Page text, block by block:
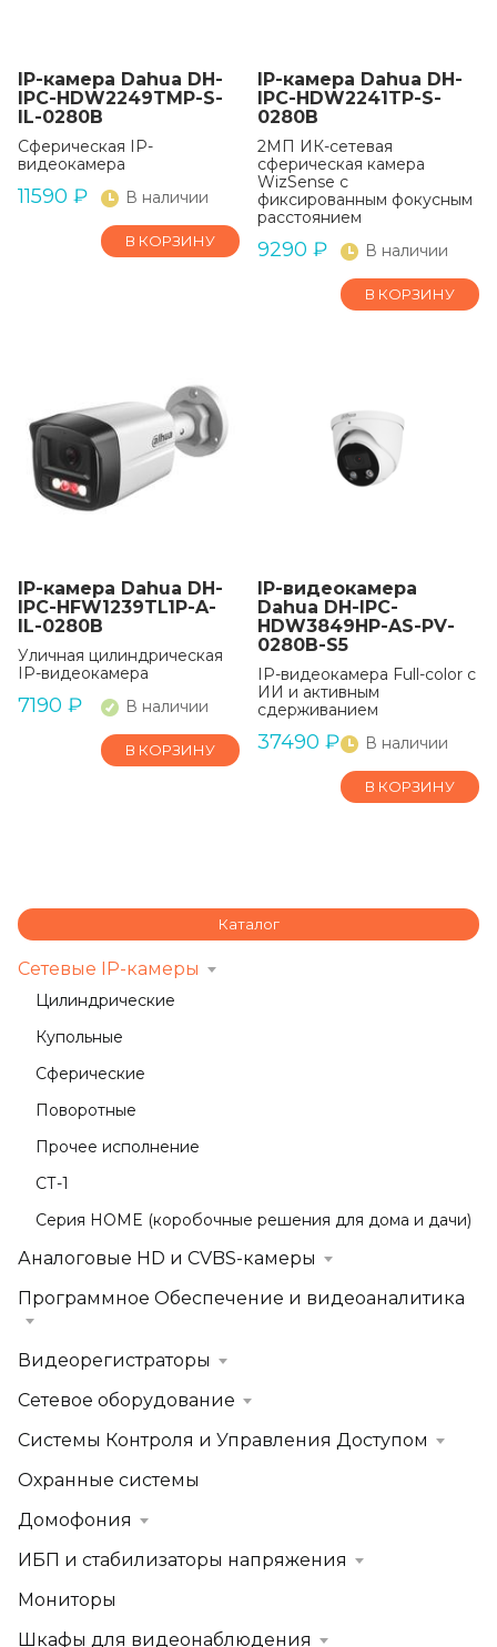
IP-камера Dahua DH-
IPC-HDW2249TMP-S-
IL-0280B
Сферическая IP-
видеокамера
11590 ₽ В наличии
В КОРЗИНУ
IP-камера Dahua DH-
IPC-HDW2241TP-S-
0280B
2МП ИК-сетевая
сферическая камера
WizSense с
фиксированным фокусным
расстоянием
9290 ₽ В наличии
В КОРЗИНУ
IP-камера Dahua DH-
IPC-HFW1239TL1P-A-
IL-0280B
Уличная цилиндрическая
IP-видеокамера
7190 ₽ В наличии
В КОРЗИНУ
IP-видеокамера
Dahua DH-IPC-
HDW3849HP-AS-PV-
0280B-S5
IP-видеокамера Full-color с
ИИ и активным
сдерживанием
37490 ₽ В наличии
В КОРЗИНУ
Каталог
Сетевые IP-камеры
Цилиндрические
Купольные
Сферические
Поворотные
Прочее исполнение
СТ-1
Серия HOME (коробочные решения для дома и дачи)
Аналоговые HD и CVBS-камеры
Программное Обеспечение и видеоаналитика
Видеорегистраторы
Сетевое оборудование
Системы Контроля и Управления Доступом
Охранные системы
Домофония
ИБП и стабилизаторы напряжения
Мониторы
Шкафы для видеонаблюдения